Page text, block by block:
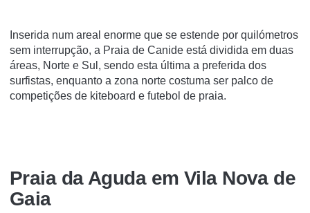
Inserida num areal enorme que se estende por quilómetros
sem interrupção, a Praia de Canide está dividida em duas
áreas, Norte e Sul, sendo esta última a preferida dos
surfistas, enquanto a zona norte costuma ser palco de
competições de kiteboard e futebol de praia.
Praia da Aguda em Vila Nova de
Gaia